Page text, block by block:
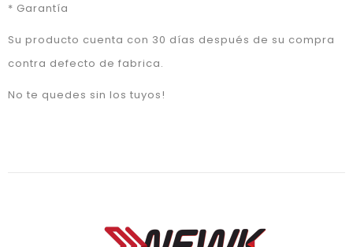
* Garantía
Su producto cuenta con 30 días después de su compra
contra defecto de fabrica.
No te quedes sin los tuyos!